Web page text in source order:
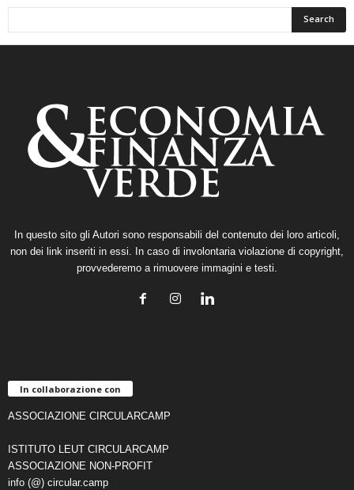
In questo sito gli Autori sono responsabili del contenuto dei loro articoli,
non dei link inseriti in essi. In caso di involontaria violazione di copyright,
provvederemo a rimuovere immagini e testi.
In collaborazione con
ASSOCIAZIONE CIRCULARCAMP
ISTITUTO LEUT CIRCULARCAMP
ASSOCIAZIONE NON-PROFIT
info (@) circular.camp